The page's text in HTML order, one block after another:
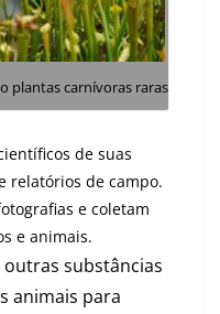
plantas carnívoras raras
de suas
relatórios de campo.
e coletam
e animais.
outras substâncias
animais para